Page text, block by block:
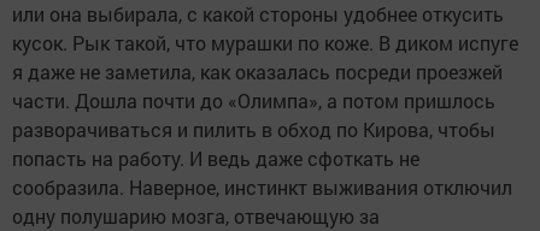
или она выбирала, с какой стороны удобнее откусить
кусок. Рык такой, что мурашки по коже. В диком испуге
я даже не заметила, как оказалась посреди проезжей
части. Дошла почти до «Олимпа», а потом пришлось
разворачиваться и пилить в обход по Кирова, чтобы
попасть на работу. И ведь даже сфоткать не
сообразила. Наверное, инстинкт выживания отключил
одну полушарию мозга, отвечающую за